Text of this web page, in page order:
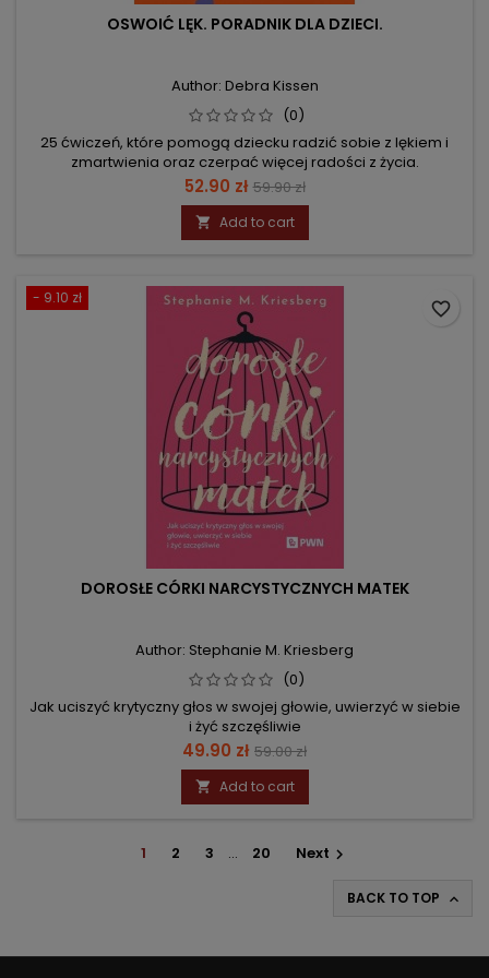
OSWOIĆ LĘK. PORADNIK DLA DZIECI.
Author: Debra Kissen
(0)
25 ćwiczeń, które pomogą dziecku radzić sobie z lękiem i
zmartwienia oraz czerpać więcej radości z życia.
Price
52.90 zł Regular
price
59.90 zł
 Add to cart
- 9.10 zł
DOROSŁE CÓRKI NARCYSTYCZNYCH MATEK
Author: Stephanie M. Kriesberg
(0)
Jak uciszyć krytyczny głos w swojej głowie, uwierzyć w siebie
i żyć szczęśliwie
Price
49.90 zł Regular
price
59.00 zł
 Add to cart
favorite_border
1 2 3 … 20 Next 
BACK TO TOP 